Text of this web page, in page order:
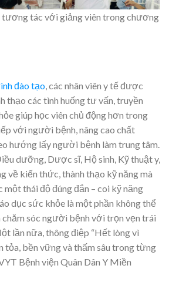
tương tác với giảng viên trong chương
đào tạo, các nhân viên y tế được
thạo các tình huống tư vấn, truyền
giúp học viên chủ động hơn trong
với người bệnh, nâng cao chất
hướng lấy người bệnh làm trung tâm.
dưỡng, Dược sĩ, Hộ sinh, Kỹ thuật y,
về kiến thức, thành thạo kỹ năng mà
thái độ đúng đắn – coi kỹ năng
dục sức khỏe là một phần không thể
sóc người bệnh với trọn vẹn trái
lần nữa, thông điệp “Hết lòng vì
tỏa, bền vững và thấm sâu trong từng
Bệnh viện Quân Dân Y Miền